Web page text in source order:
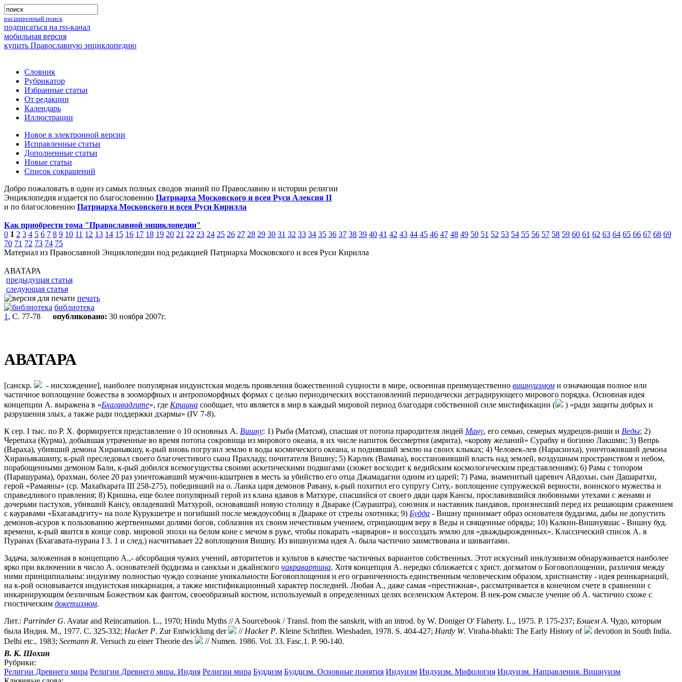
расширенный поиск
подписаться на rss-канал
мобильная версия
купить Православную энциклопедию
Словник
Рубрикатор
Избранные статьи
От редакции
Календарь
Иллюстрации
Новое в электронной версии
Исправленные статьи
Дополненные статьи
Новые статьи
Список сокращений
Добро пожаловать в один из самых полных сводов знаний по Православию и истории религии
Энциклопедия издается по благословению Патриарха Московского и всея Руси Алексия II
и по благословению Патриарха Московского и всея Руси Кирилла
Как приобрести тома "Православной энциклопедии"
0 1 2 3 4 5 6 7 8 9 10 11 12 13 14 15 16 17 18 19 20 21 22 23 24 25 26 27 28 29 30 31 32 33 34 35 36 37 38 39 40 41 42 43 44 45 46 47 48 49 50 51 52 53 54 55 56 57 58 59 60 61 62 63 64 65 66 67 68 69
70 71 72 73 74 75
Материал из Православной Энциклопедии под редакцией Патриарха Московского и всея Руси Кирилла
AВАТАРА
предыдущая статья
следующая статья
печать
библиотека
1 , С. 77-78 опубликовано: 30 ноября 2007г.
AВАТАРА
[санскр. - нисхождение], наиболее популярная индуистская модель проявления божественной сущности в мире, освоенная преимущественно вишнуизмом и означающая полное или
частичное воплощение божества в зооморфных и антропоморфных формах с целью периодических восстановлений периодически деградирующего мирового порядка. Основная идея
концепции А. выражена в «Бхагавадгите», где Кришна сообщает, что является в мир в каждый мировой период благодаря собственной силе мистификации (
) «ради защиты добрых и
разрушения злых, а также ради поддержки дхармы» (IV 7-8).
К сер. I тыс. по Р. Х. формируется представление о 10 основных А. Вишну: 1) Рыба (Матсья), спасшая от потопа прародителя людей Ману, его семью, семерых мудрецов-риши и Веды; 2)
Черепаха (Курма), добывшая утраченные во время потопа сокровища из мирового океана, в их числе напиток бессмертия (амрита), «корову желаний» Сурабху и богиню Лакшми; 3) Вепрь
(Вараха), убивший демона Хираньякшу, к-рый вновь погрузил землю в воды космического океана, и поднявший землю на своих клыках; 4) Человек-лев (Нарасинха), уничтоживший демона
Хираньякашипу, к-рый преследовал своего благочестивого сына Прахладу, почитателя Вишну; 5) Карлик (Вамана), восстановивший власть над землей, воздушным пространством и небом,
порабощенными демоном Бали, к-рый добился всемогущества своими аскетическими подвигами (сюжет восходит к ведийским космологическим представлениям); 6) Рама с топором
(Парашурама), брахман, более 20 раз уничтожавший мужчин-кшатриев в месть за убийство его отца Джамадагни одним из царей; 7) Рама, знаменитый царевич Айдохьи, сын Дашаратхи,
герой «Рамаяны» (ср. Махабхарата III 258-275), победивший на о. Ланка царя демонов Равану, к-рый похитил его супругу Ситу,- воплощение супружеской верности, воинского мужества и
справедливого правления; 8) Кришна, еще более популярный герой из клана ядавов в Матхуре, спасшийся от своего дяди царя Кансы, прославившийся любовными утехами с женами и
дочерьми пастухов, убивший Кансу, овладевший Матхурой, основавший новую столицу в Двараке (Саураштра), союзник и наставник пандавов, произнесший перед их решающим сражением
с кауравами «Бхагавадгиту» на поле Курукшетре и погибший после междоусобиц в Двараке от стрелы охотника; 9) Будда - Вишну принимает образ основателя буддизма, дабы не допустить
демонов-асуров к пользованию жертвенными долями богов, соблазнив их своим нечестивым учением, отрицающим веру в Веды и священные обряды; 10) Калкин-Вишнуяшас - Вишну буд.
времени, к-рый явится в конце совр. мировой эпохи на белом коне с мечом в руке, чтобы покарать «варваров» и воссоздать землю для «дваждырожденных». Классический список А. в
Пуранах (Бхагавата-пурана I 3. 1 и след.) насчитывает 22 воплощения Вишну. Из вишнуизма идея А. была частично заимствована и шиваитами.
Задача, заложенная в концепцию А.,- абсорбация чужих учений, авторитетов и культов в качестве частичных вариантов собственных. Этот искусный инклузивизм обнаруживается наиболее
ярко при включении в число А. основателей буддизма и санкхьи и джайнского чакравартина. Хотя концепция А. нередко сближается с христ. догматом о Боговоплощении, различия между
ними принципиальны: индуизму полностью чуждо сознание уникальности Боговоплощения и его ограниченность единственным человеческим образом, христианству - идея реинкарнаций,
на к-рой основывается индуистская инкарнация, а также мистификационный характер последней. Любая А., даже самая «престижная», рассматривается в конечном счете в сравнении с
инкарнирующим безличным Божеством как фантом, своеобразный костюм, используемый в определенных целях вселенским Актером. В нек-ром смысле учение об А. частично схоже с
гностическим докетизмом.
Лит.: Parrinder G. Avatar and Reincarnation. L., 1970; Hindu Myths // A Sourcebook / Тransl. from the sanskrit, with an introd. by W. Doniger O' Flaherty. L., 1975. P. 175-237; Бэшем А. Чудо, которым
была Индия. М., 1977. С. 325-332; Hacker P. Zur Entwicklung der // Hacker P. Kleine Schriften. Wiesbaden, 1978. S. 404-427; Hardy W. Viraha-bhakti: The Early History of
devotion in South India.
Delhi etc., 1983; Seemann R. Versuch zu einer Theorie des
// Numen. 1986. Vol. 33. Fasc.1. P. 90-140.
В. К. Шохин
Рубрики:
Религии Древнего мира Религии Древнего мира. Индия Религии мира Буддизм Буддизм. Основные понятия Индуизм Индуизм. Мифология Индуизм. Направления. Вишнуизм